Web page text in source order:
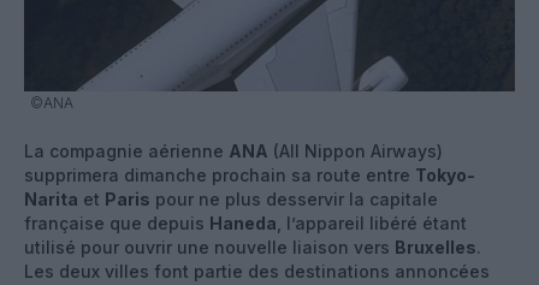
©ANA
La compagnie aérienne ANA (All Nippon Airways)
supprimera dimanche prochain sa route entre Tokyo-
Narita et Paris pour ne plus desservir la capitale
française que depuis Haneda , l’appareil libéré étant
utilisé pour ouvrir une nouvelle liaison vers Bruxelles.
Les deux villes font partie des destinations annoncées